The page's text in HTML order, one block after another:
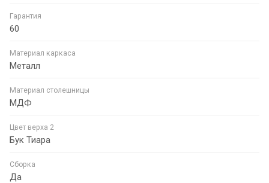
Гарантия
60
Материал каркаса
Металл
Материал столешницы
МДФ
Цвет верха 2
Бук Тиара
Сборка
Да